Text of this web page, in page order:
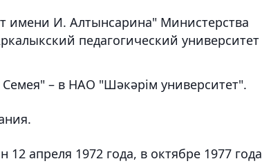
имени И. Алтынсарина" Министерства
педагогический университет
– в НАО "Шәкәрім университет".
апреля 1972 года, в октябре 1977 года